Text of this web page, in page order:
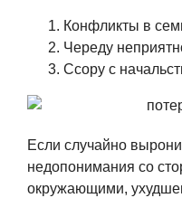
Конфликты в
Череду
Ссору с
Если случайно
недопонимания со
окружающими,